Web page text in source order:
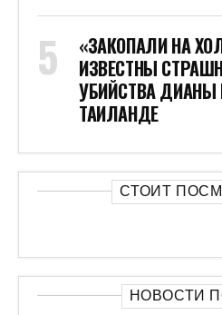
«ЗАКОПАЛИ НА
ИЗВЕСТНЫ
УБИЙСТВА
ТАИЛАНДЕ
СТОИТ
НОВОСТИ